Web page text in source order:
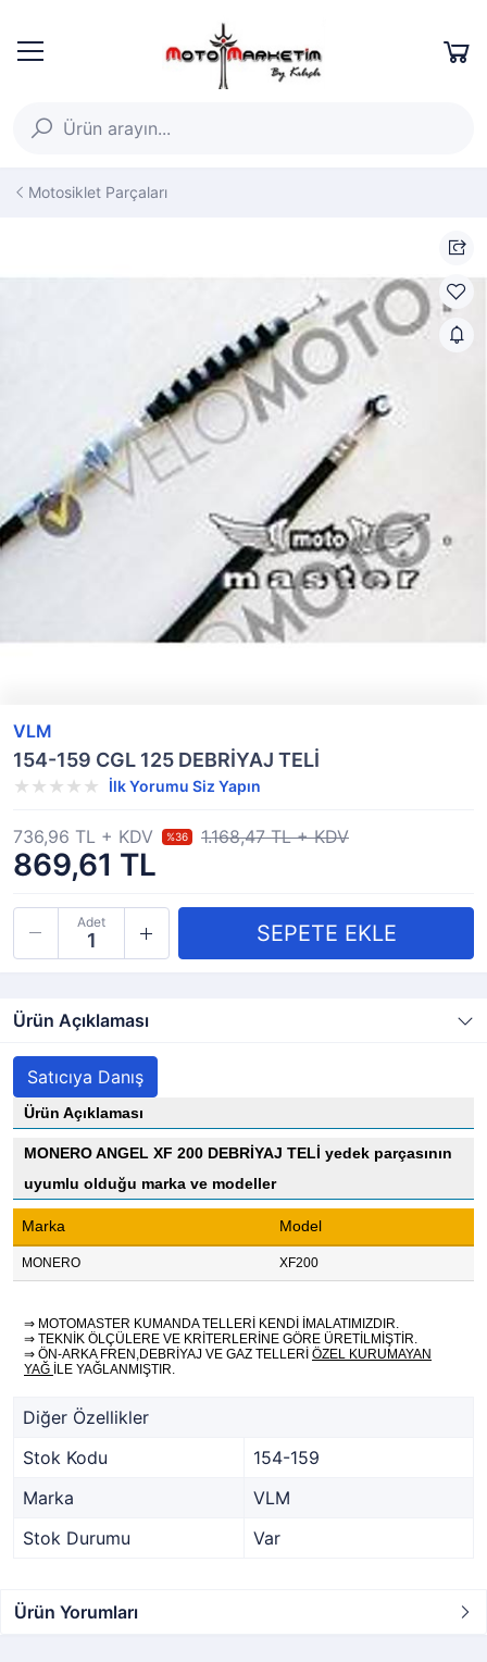
Motosiklet Parçaları
VLM
154-159 CGL 125 DEBRİYAJ TELİ
İlk Yorumu Siz Yapın
869,61 TL
736,96 TL + KDV %36 1.168,47 TL + KDV
Adet
Ürün Açıklaması
Satıcıya Danış
Ürün Açıklaması
MONERO ANGEL XF 200 DEBRİYAJ TELİ yedek parçasının
uyumlu olduğu marka ve modeller
Marka Model
MONERO XF200
⇒ MOTOMASTER KUMANDA TELLERİ KENDİ İMALATIMIZDIR.
⇒ TEKNİK ÖLÇÜLERE VE KRİTERLERİNE GÖRE ÜRETİLMİŞTİR.
⇒ ÖN-ARKA FREN,DEBRİYAJ VE GAZ TELLERİ ÖZEL KURUMAYAN
YAĞ İLE YAĞLANMIŞTIR.
Diğer Özellikler
Stok Kodu
154-159
Marka
VLM
Stok Durumu
Var
Ürün Yorumları